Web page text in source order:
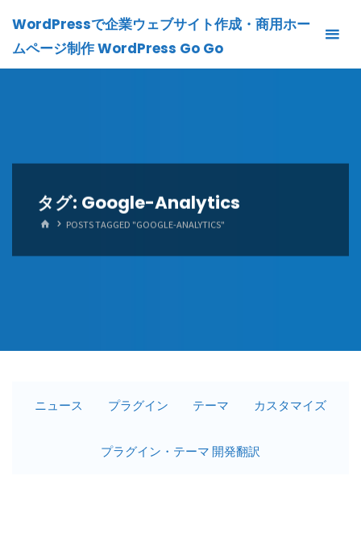
content
WordPressで企業ウェブサイト作成・商用ホー
ムページ制作 WordPress Go Go
タグ: Google-Analytics
HOMEPOSTS TAGGED "GOOGLE-ANALYTICS"
ニュース プラグイン テーマ カスタマイズ
プラグイン・テーマ 開発翻訳